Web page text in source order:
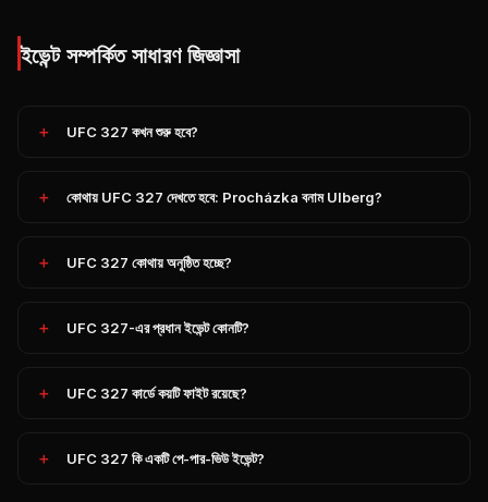
ইভেন্ট সম্পর্কিত সাধারণ জিজ্ঞাসা
UFC 327 কখন শুরু হবে?
কোথায় UFC 327 দেখতে হবে: Procházka বনাম Ulberg?
UFC 327 কোথায় অনুষ্ঠিত হচ্ছে?
UFC 327-এর প্রধান ইভেন্ট কোনটি?
UFC 327 কার্ডে কয়টি ফাইট রয়েছে?
UFC 327 কি একটি পে-পার-ভিউ ইভেন্ট?